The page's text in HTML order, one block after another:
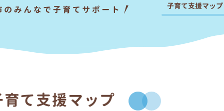
子育て支援マップ
育て支援マップ